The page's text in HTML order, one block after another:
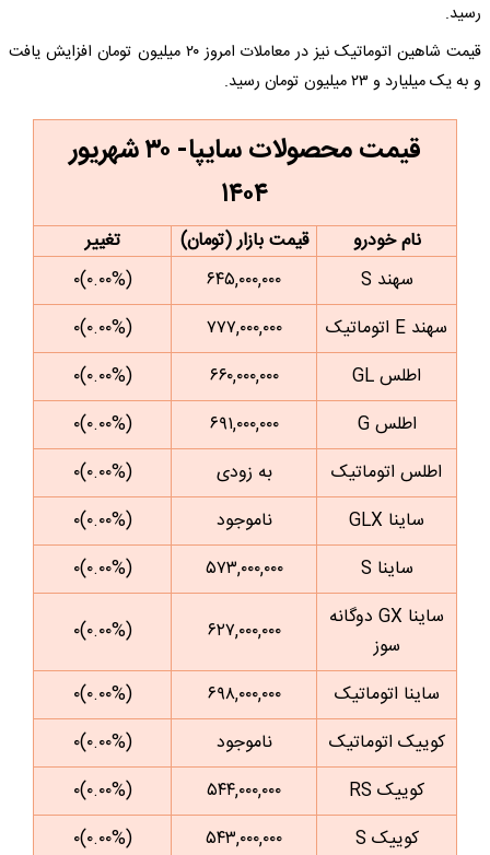
رسید.
قیمت شاهین اتوماتیک نیز در معاملات امروز ۲۰ میلیون تومان افزایش یافت
و به یک میلیارد و ۲۳ میلیون تومان رسید.
قیمت محصولات سایپا- ۳۰ شهریور
۱۴۰۴
نام خودرو قیمت بازار (تومان)
تغییر
سهند S
۶۴۵,۰۰۰,۰۰۰
(۰.۰۰%)۰
سهند E اتوماتیک
۷۷۷,۰۰۰,۰۰۰
(۰.۰۰%)۰
اطلس GL
۶۶۰,۰۰۰,۰۰۰
(۰.۰۰%)۰
اطلس G
۶۹۱,۰۰۰,۰۰۰
(۰.۰۰%)۰
اطلس اتوماتیک
به زودی
(۰.۰۰%)۰
ساینا GLX
ناموجود
(۰.۰۰%)۰
ساینا S
۵۷۳,۰۰۰,۰۰۰
(۰.۰۰%)۰
ساینا GX دوگانه
سوز
۶۲۷,۰۰۰,۰۰۰ (۰.۰۰%)۰
ساینا اتوماتیک ۶۹۸,۰۰۰,۰۰۰
(۰.۰۰%)۰
کوییک اتوماتیک
ناموجود
(۰.۰۰%)۰
کوییک RS
۵۴۴,۰۰۰,۰۰۰
(۰.۰۰%)۰
کوییک S
۵۴۳,۰۰۰,۰۰۰
(۰.۰۰%)۰